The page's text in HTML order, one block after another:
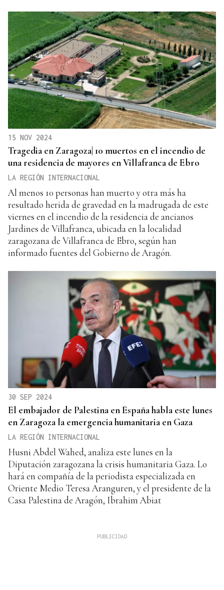
15 NOV 2024
Tragedia en Zaragoza| 10 muertos en el incendio de
una residencia de mayores en Villafranca de Ebro
LA REGIÓN INTERNACIONAL
Al menos 10 personas han muerto y otra más ha
resultado herida de gravedad en la madrugada de este
viernes en el incendio de la residencia de ancianos
Jardines de Villafranca, ubicada en la localidad
zaragozana de Villafranca de Ebro, según han
informado fuentes del Gobierno de Aragón.
30 SEP 2024
El embajador de Palestina en España habla este lunes
en Zaragoza la emergencia humanitaria en Gaza
LA REGIÓN INTERNACIONAL
Husni Abdel Wahed, analiza este lunes en la
Diputación zaragozana la crisis humanitaria Gaza. Lo
hará en compañía de la periodista especializada en
Oriente Medio Teresa Aranguren, y el presidente de la
Casa Palestina de Aragón, Ibrahim Abiat